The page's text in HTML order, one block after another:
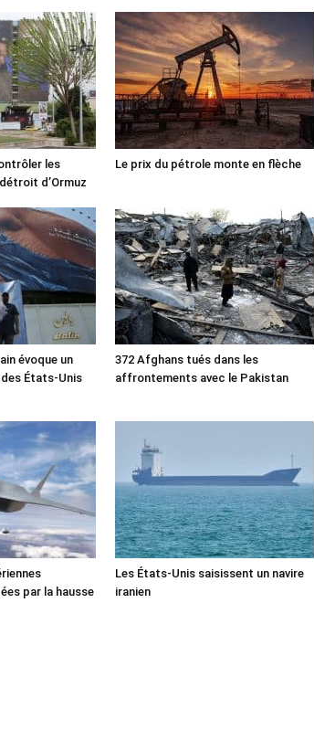
les
d’Ormuz
Le prix du pétrole monte en flèche
évoque un
États-Unis
372 Afghans tués dans les
affrontements avec le Pakistan
par la hausse
Les États-Unis saisissent un navire
iranien